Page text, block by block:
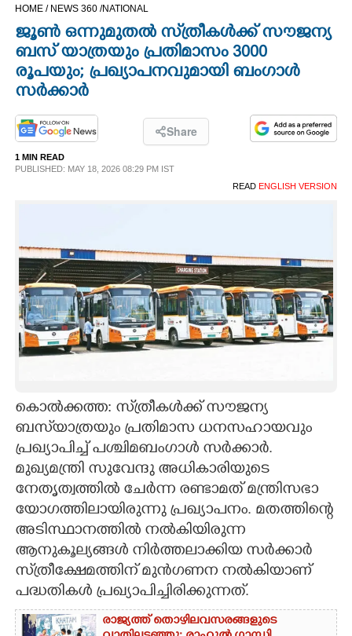
OPINION
LIFESTYLE
INFO+
ART
ASTRO
LITERATURE
ZOOM
CONTACT US
HOME / NEWS 360 /NATIONAL
ജൂൺ ഒന്നുമുതൽ സ്‌ത്രീകൾക്ക് സൗജന്യ
ബസ് യാത്രയും പ്രതിമാസം 3000
രൂപയും; പ്രഖ്യാപനവുമായി ബംഗാൾ
സർക്കാർ
Share
1 MIN READ
PUBLISHED: MAY 18, 2026 08:29 PM IST
READ ENGLISH VERSION
കൊൽക്കത്ത: സ്‌ത്രീകൾക്ക് സൗജന്യ
ബസ്‌യാത്രയും പ്രതിമാസ ധനസഹായവും
പ്രഖ്യാപിച്ച് പശ്ചിമബംഗാൾ സർക്കാർ.
മുഖ്യമന്ത്രി സുവേന്ദു അധികാരിയുടെ
നേതൃത്വത്തിൽ ചേർന്ന രണ്ടാമത് മന്ത്രിസഭാ
യോഗത്തിലായിരുന്നു പ്രഖ്യാപനം. മതത്തിന്റെ
അടിസ്ഥാനത്തിൽ നൽകിയിരുന്ന
ആനുകൂല്യങ്ങൾ നിർത്തലാക്കിയ സർക്കാർ
സ്‌ത്രീക്ഷേമത്തിന് മുൻഗണന നൽകിയാണ്
പദ്ധതികൾ പ്രഖ്യാപിച്ചിരിക്കുന്നത്.
രാജ്യത്ത് തൊഴിലവസരങ്ങളുടെ